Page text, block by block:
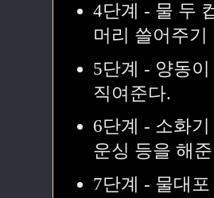
4단계 - 물 두
머리 쓸어주기
5단계 - 양동
직여준다.
6단계 - 소화
운싱 등을 해
7단계 - 물대포